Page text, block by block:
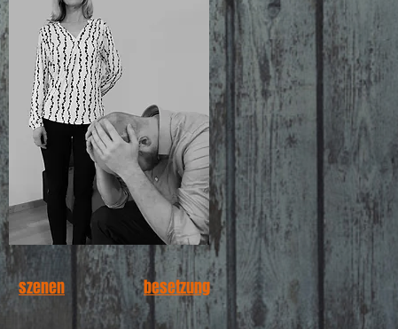
szenen besetzung